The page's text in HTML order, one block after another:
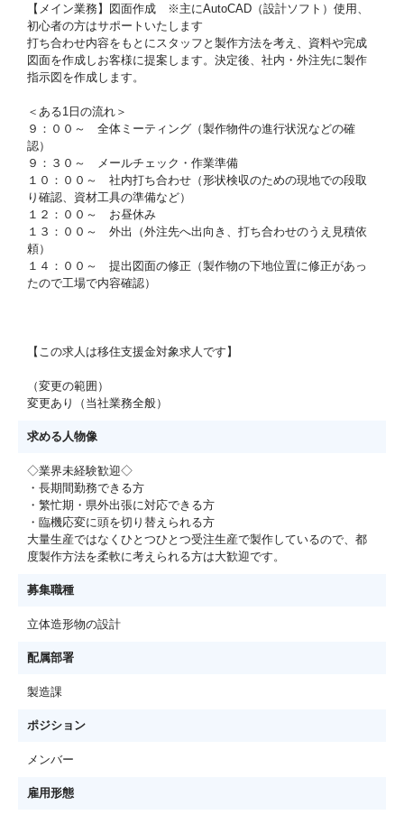
【メイン業務】図面作成 ※主にAutoCAD（設計ソフト）使用、
初心者の方はサポートいたします
打ち合わせ内容をもとにスタッフと製作方法を考え、資料や完成
図面を作成しお客様に提案します。決定後、社内・外注先に製作
指示図を作成します。
＜ある1日の流れ＞
９：００～ 全体ミーティング（製作物件の進行状況などの確
認）
９：３０～ メールチェック・作業準備
１０：００～ 社内打ち合わせ（形状検収のための現地での段取
り確認、資材工具の準備など）
１２：００～ お昼休み
１３：００～ 外出（外注先へ出向き、打ち合わせのうえ見積依
頼）
１４：００～ 提出図面の修正（製作物の下地位置に修正があっ
たので工場で内容確認）
【この求人は移住支援金対象求人です】
（変更の範囲）
変更あり（当社業務全般）
求める人物像
◇業界未経験歓迎◇
・長期間勤務できる方
・繁忙期・県外出張に対応できる方
・臨機応変に頭を切り替えられる方
大量生産ではなくひとつひとつ受注生産で製作しているので、都
度製作方法を柔軟に考えられる方は大歓迎です。
募集職種
立体造形物の設計
配属部署
製造課
ポジション
メンバー
雇用形態